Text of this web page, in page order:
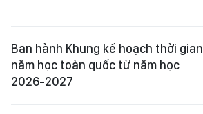
Ban hành Khung kế hoạch thời gian
năm học toàn quốc từ năm học
2026-2027